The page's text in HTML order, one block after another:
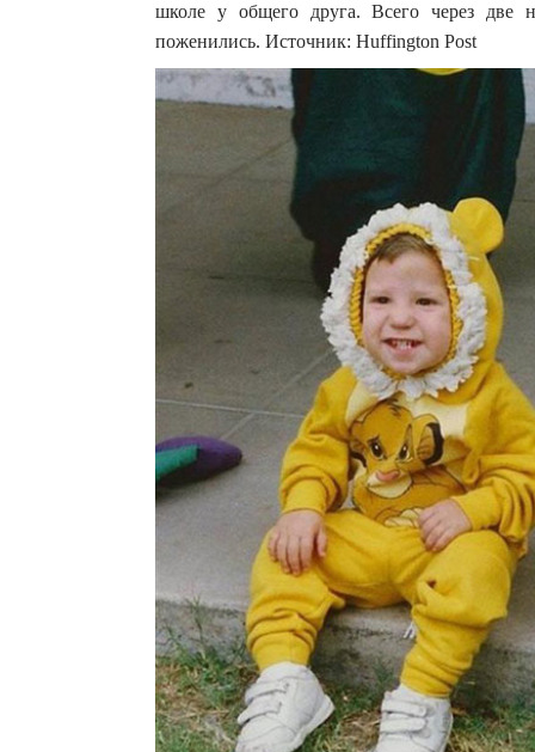
школе у общего друга. Всего через две
поженились. Источник: Huffington Post